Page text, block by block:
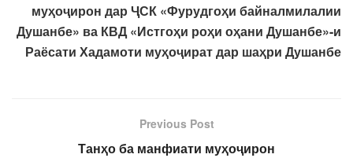
муҳоҷирон дар ҶСК «Фурудгоҳи байналмилалии
Душанбе» ва КВД «Истгоҳи роҳи оҳани Душанбе»-и
Раёсати Хадамоти муҳоҷират дар шаҳри Душанбе
Previous Post
Танҳо ба манфиати муҳоҷирон